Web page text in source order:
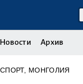
Новости Архив
СПОРТ МОНГОЛИЯ